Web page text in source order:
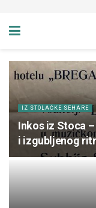
IZ STOLAČKE SEHARE
Inkos iz Stoca
i izgubljenog